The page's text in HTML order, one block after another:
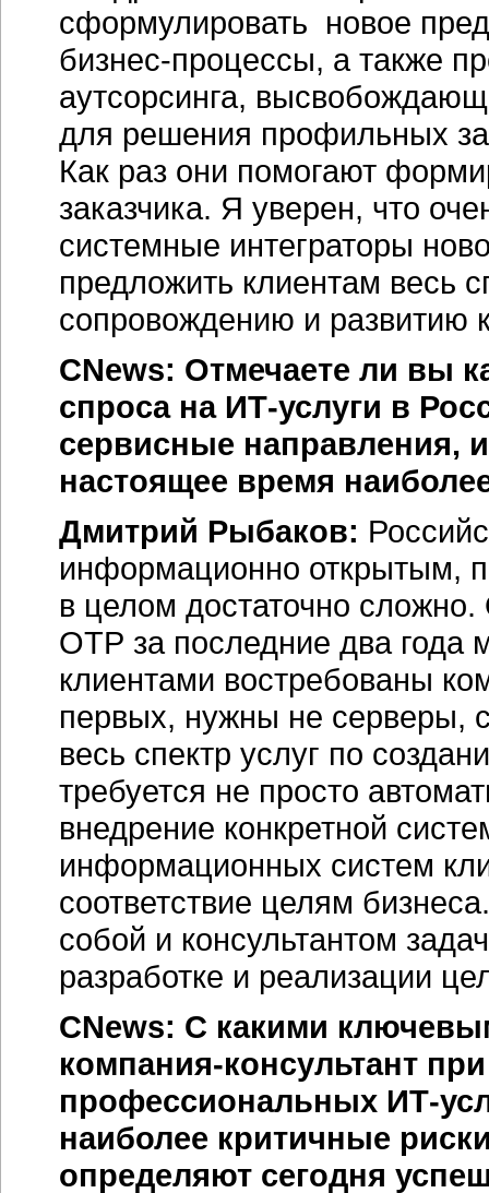
сформулировать новое
бизнес-процессы, а также
аутсорсинга,
для решения профильных
Как раз они помогают
заказчика. Я уверен, что
системные интеграторы
предложить клиентам весь
сопровождению и развитию
CNews: Отмечаете ли вы
спроса на ИТ-услуги в
сервисные направления,
настоящее время
Дмитрий Рыбаков:
информационно открытым,
в целом достаточно сложно.
ОТР за последние два
клиентами востребованы
первых, нужны не серверы,
весь спектр услуг по
требуется не просто
внедрение конкретной
информационных систем
соответствие целям
собой и консультантом
разработке и реализации
CNews: С какими
компания-консультант
профессиональных ИТ-
наиболее критичные
определяют сегодня